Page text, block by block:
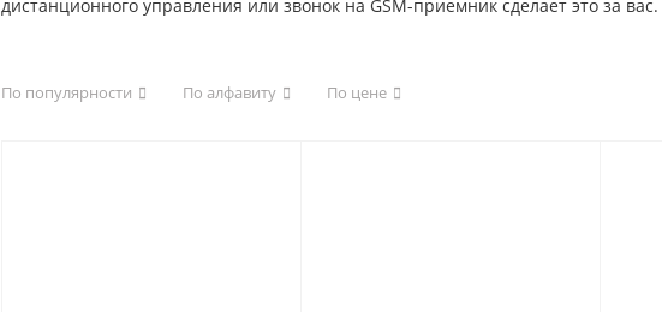
дистанционного управления или звонок на GSM-приемник сделает это за вас.
По популярности По алфавиту По цене